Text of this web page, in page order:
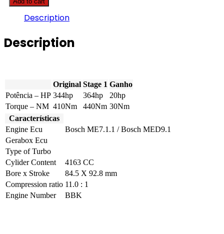
-
quantity
Description
Description
Original Stage 1 Ganho
Potência – HP 344hp 364hp
20hp
Torque – NM 410Nm 440Nm 30Nm
Características
Engine Ecu
Bosch ME7.1.1 / Bosch MED9.1
Gerabox Ecu
Type of Turbo
Cylider Content
4163 CC
Bore x Stroke
84.5 X 92.8 mm
Compression ratio 11.0 : 1
Engine Number
BBK